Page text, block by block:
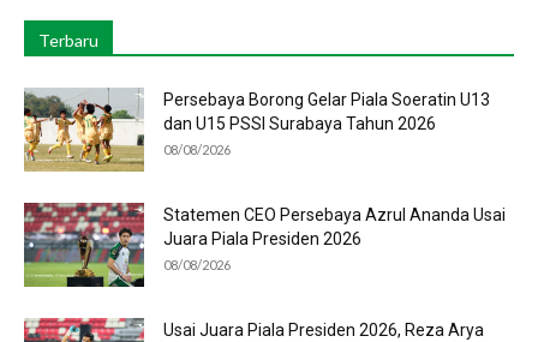
Terbaru
Persebaya Borong Gelar Piala Soeratin U13
dan U15 PSSI Surabaya Tahun 2026
08/08/2026
Statemen CEO Persebaya Azrul Ananda Usai
Juara Piala Presiden 2026
08/08/2026
Usai Juara Piala Presiden 2026, Reza Arya